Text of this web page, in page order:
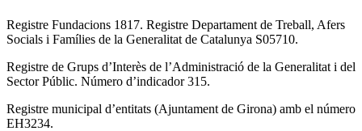
Registre Fundacions 1817. Registre Departament de Treball, Afers
Socials i Famílies de la Generalitat de Catalunya S05710.
Registre de Grups d’Interès de l’Administració de la Generalitat i del
Sector Públic. Número d’indicador 315.
Registre municipal d’entitats (Ajuntament de Girona) amb el número
EH3234.